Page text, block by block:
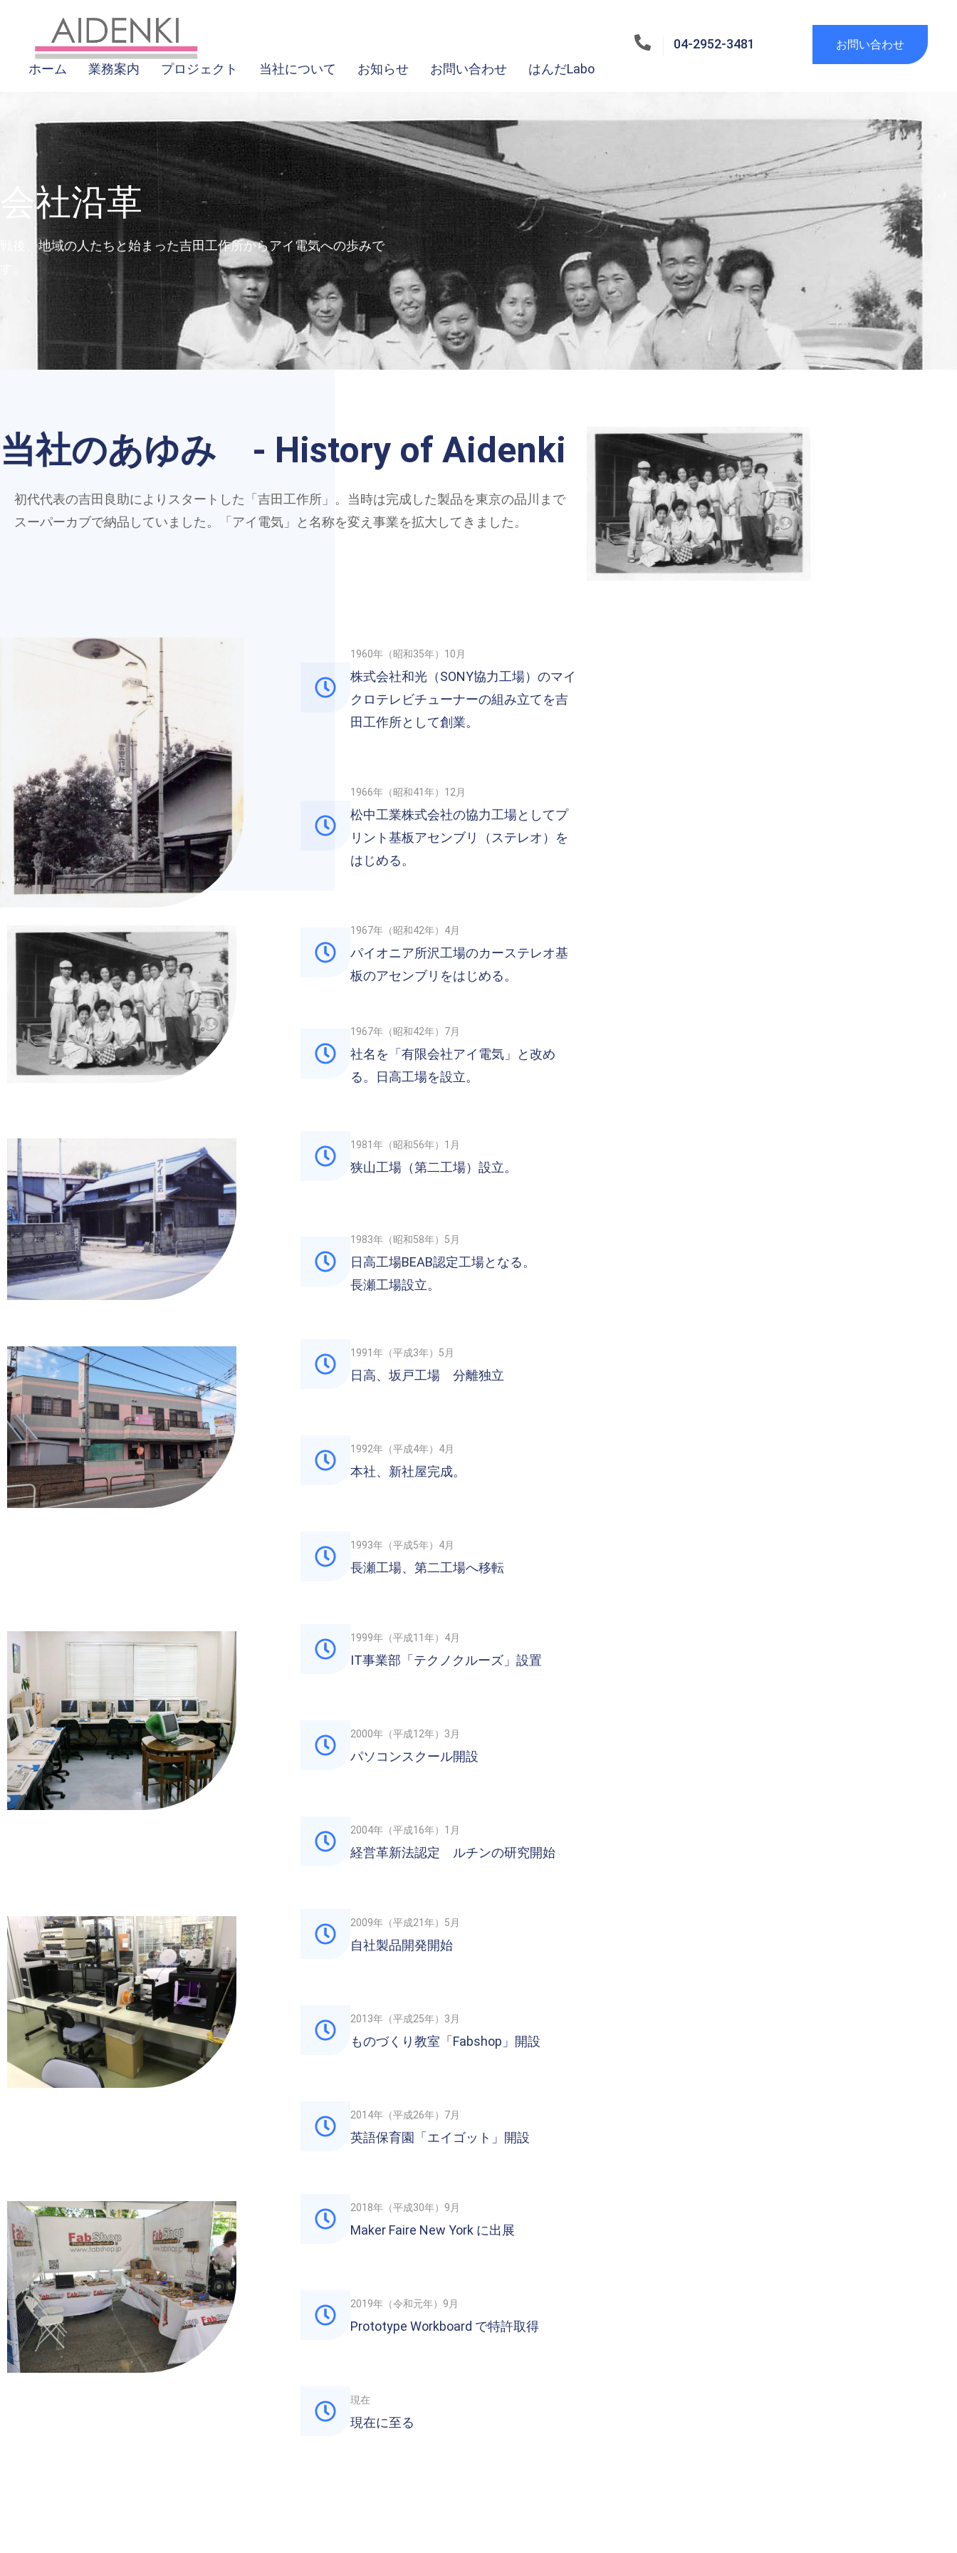
ホーム 業務案内 プロジェクト 当社について お知らせ お問い合わせ はんだLabo
04-2952-3481 お問い合わせ
会社沿革
戦後、地域の人たちと始まった吉田工作所からアイ電気への歩みで
当社のあゆみ - History of Aidenki
初代代表の吉田良助によりスタートした「吉田工作所」。当時は完成した製品を東京の品川まで
スーパーカブで納品していました。「アイ電気」と名称を変え事業を拡大してきました。
1960年（昭和35年）10月
株式会社和光（SONY協力工場）のマイ
クロテレビチューナーの組み立てを吉
田工作所として創業。
1966年（昭和41年）12月
松中工業株式会社の協力工場としてプ
リント基板アセンブリ（ステレオ）を
はじめる。
1967年（昭和42年）4月
パイオニア所沢工場のカーステレオ基
板のアセンブリをはじめる。
1967年（昭和42年）7月
社名を「有限会社アイ電気」と改め
る。日高工場を設立。
1981年（昭和56年）1月
狭山工場（第二工場）設立。
1983年（昭和58年）5月
日高工場BEAB認定工場となる。
長瀬工場設立。
1991年（平成3年）5月
日高、坂戸工場 分離独立
1992年（平成4年）4月
本社、新社屋完成。
1993年（平成5年）4月
長瀬工場、第二工場へ移転
1999年（平成11年）4月
IT事業部「テクノクルーズ」設置
2000年（平成12年）3月
パソコンスクール開設
2004年（平成16年）1月
経営革新法認定 ルチンの研究開始
2009年（平成21年）5月
自社製品開発開始
2013年（平成25年）3月
ものづくり教室「Fabshop」開設
2014年（平成26年）7月
英語保育園「エイゴット」開設
2018年（平成30年）9月
Maker Faire New York に出展
2019年（令和元年）9月
Prototype Workboard で特許取得
現在
現在に至る